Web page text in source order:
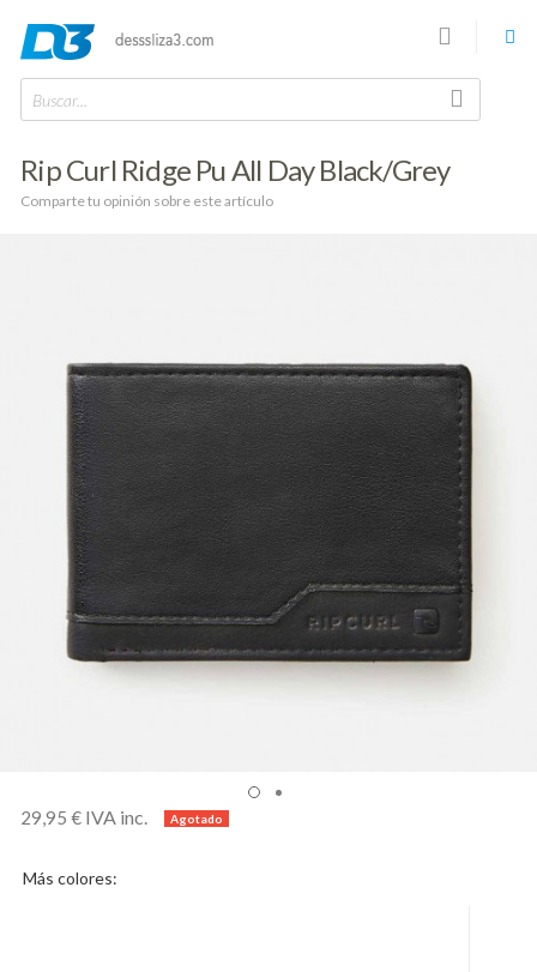
Buscar...
Rip Curl Ridge Pu All Day Black/Grey
Comparte tu opinión sobre este artículo
29,95 € IVA inc.
Más colores: